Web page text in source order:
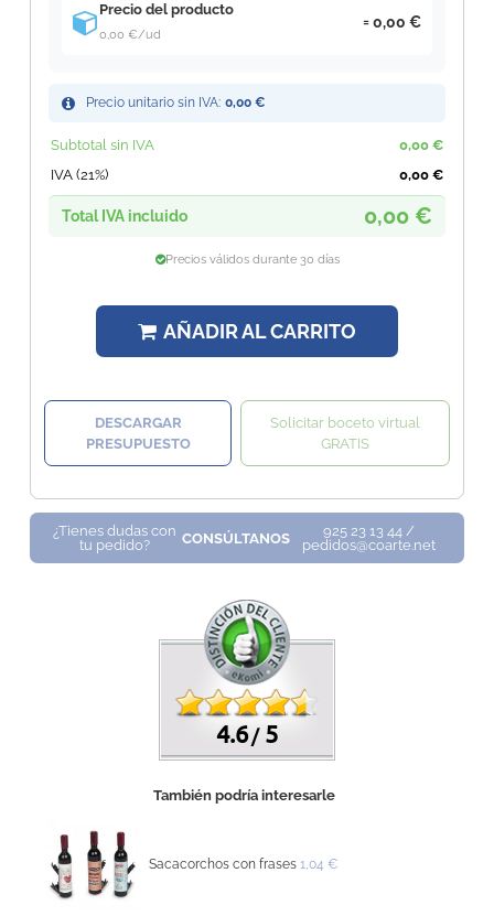
Precio del producto
0,00 €/ud
0,00 €
Precio unitario sin IVA: 0,00 €
Subtotal sin IVA
0,00 €
IVA (21%)
0,00 €
Total IVA incluido 0,00 €
Precios válidos durante 30 días
AÑADIR AL CARRITO
DESCARGAR
PRESUPUESTO
Solicitar boceto virtual
GRATIS
¿Tienes dudas con
tu pedido?
CONSÚLTANOS
925 23 13 44 /
pedidos@coarte.net
4.6 /5
También podría interesarle
Sacacorchos con frases 1,04 €